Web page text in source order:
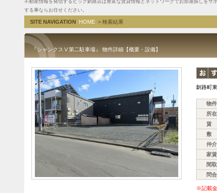
不動産情報を発信するビッグ釧路店は豊富な賃貸情報とネットワークでお部屋探しをサ
する事ならお任せください。
SITE NAVIGATION HOME > 検索結果
『シャンクスⅤ第二駐車場』 物件詳細【概要・設備】
釧路町
物
所
賃
敷
仲
家
間
問
※記載